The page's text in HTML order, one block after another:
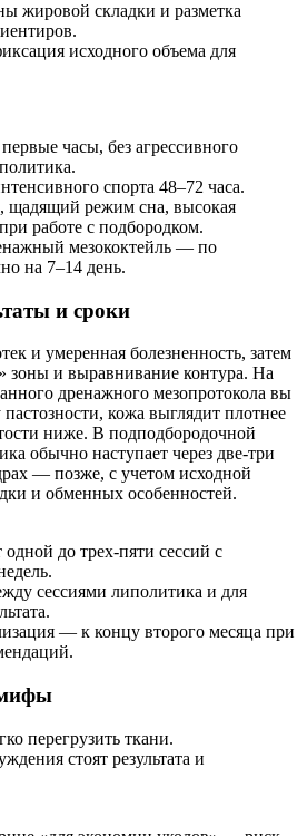
жировой складки и разметка
исходного объема для
часы, без агрессивного
спорта 48–72 часа.
щадящий режим сна, высокая
работе с подбородком.
мезококтейль — по
на 7–14 день.
и сроки
и умеренная болезненность, затем
зоны и выравнивание контура. На
дренажного мезопротокола вы
кожа выглядит плотнее
ниже. В подподбородочной
обычно наступает через две-три
— позже, с учетом исходной
и обменных особенностей.
до трех‑пяти сессий с
сессиями липолитика и для
— к концу второго месяца при
перегрузить ткани.
стоят результата и